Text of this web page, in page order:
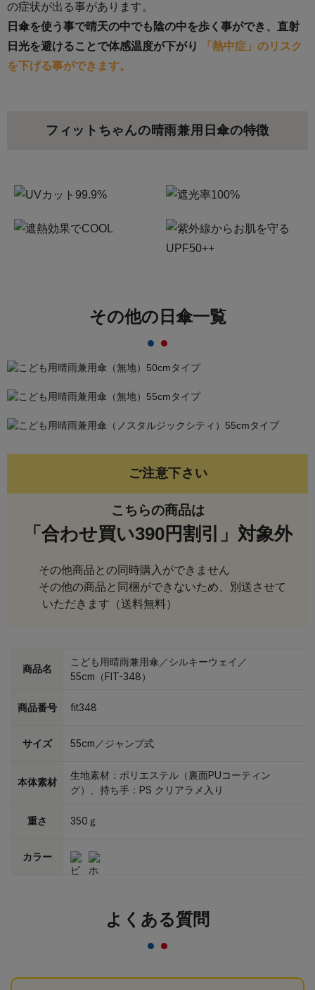
の症状が出る事があります。
日傘を使う事で晴天の中でも陰の中を歩く事ができ、直射
日光を避けることで体感温度が下がり
「熱中症」のリスク
を下げる事ができます。
フィットちゃんの晴雨兼用日傘の特徴
その他の日傘一覧
ご注意下さい
こちらの商品は
「合わせ買い390円割引」対象外
その他商品との同時購入ができません
その他の商品と同梱ができないため、別送させて
いただきます（送料無料）
商品名
こども用晴雨兼用傘／シルキーウェイ／
55cm（FIT-348）
商品番号 fit348
サイズ 55cm／ジャンプ式
本体素材
生地素材：ポリエステル（裏面PUコーティン
グ）、持ち手：PS クリアラメ入り
重さ 350ｇ
カラー
よくある質問